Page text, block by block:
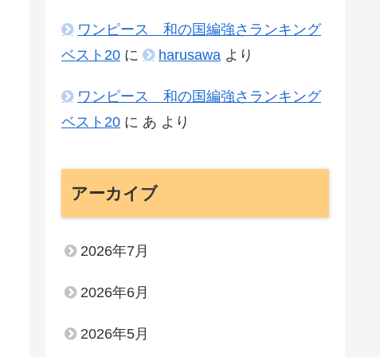
ワンピース 和の国編強さランキング
ベスト20 に harusawa より
ワンピース 和の国編強さランキング
ベスト20 に あ より
アーカイブ
2026年7月
2026年6月
2026年5月